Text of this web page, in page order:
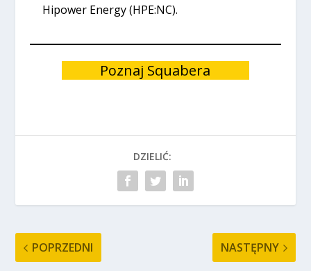
Hipower Energy (HPE:NC).
Poznaj Squabera
DZIELIĆ:
POPRZEDNI NASTĘPNY